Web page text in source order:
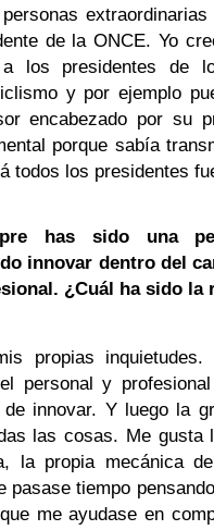
extraordinarias
de la ONCE. Yo
a los presidentes de
y por ejemplo
encabezado por su
porque sabía
todos los presidentes
has sido una
innovar dentro del
¿Cuál ha sido la
propias inquietudes.
personal y
innovar. Y luego la
las cosas. Me gusta
la propia mecánica
pasase tiempo
me ayudase en